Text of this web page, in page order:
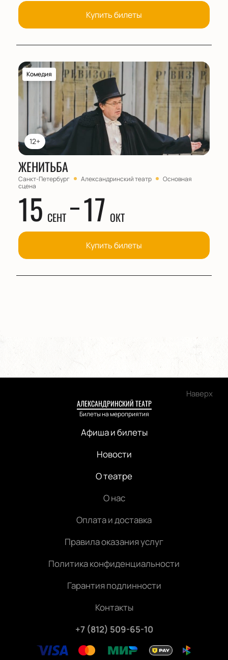
Купить билеты
12+
Комедия
ЖЕНИТЬБА
Санкт-Петербург Александринский театр
Основная
сцена
15 СЕНТ 17 ОКТ
Купить билеты
Наверх
АЛЕКСАНДРИНСКИЙ ТЕАТР
Билеты на мероприятия
Афиша и билеты
Новости
О театре
О нас
Оплата и доставка
Правила оказания услуг
Политика конфиденциальности
Гарантия подлинности
Контакты
+7 (812) 509-65-10